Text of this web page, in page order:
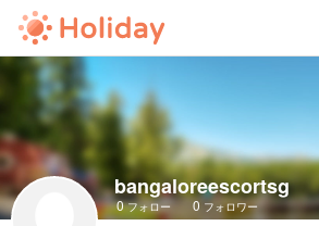
bangaloreescortsg
0フォロー 0 フォロワー